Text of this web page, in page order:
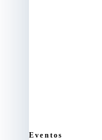
Eventos